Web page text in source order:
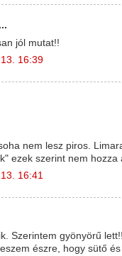
jól mutat!!
16:39
nem lesz piros.
ezek szerint nem hozza
16:41
Szerintem gyönyörű
észre, hogy sütő